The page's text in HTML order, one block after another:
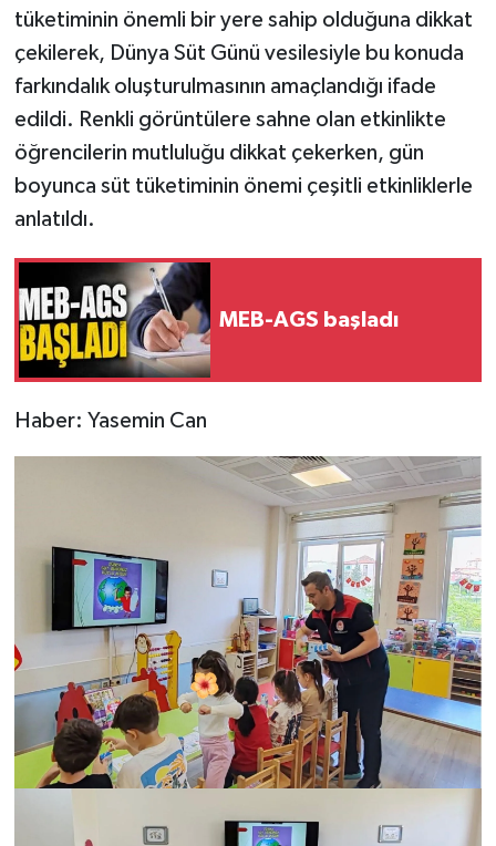
tüketiminin önemli bir yere sahip olduğuna dikkat
çekilerek, Dünya Süt Günü vesilesiyle bu konuda
farkındalık oluşturulmasının amaçlandığı ifade
edildi. Renkli görüntülere sahne olan etkinlikte
öğrencilerin mutluluğu dikkat çekerken, gün
boyunca süt tüketiminin önemi çeşitli etkinliklerle
anlatıldı.
MEB-AGS başladı
Haber: Yasemin Can